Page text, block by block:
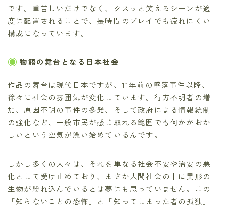
です。重苦しいだけでなく、クスッと笑えるシーンが適
度に配置されることで、長時間のプレイでも疲れにくい
構成になっています。
物語の舞台となる日本社会
作品の舞台は現代日本ですが、11年前の墜落事件以降、
徐々に社会の雰囲気が変化しています。行方不明者の増
加、原因不明の事件の多発、そして政府による情報統制
の強化など、一般市民が感じ取れる範囲でも何かがおか
しいという空気が漂い始めているんです。
しかし多くの人々は、それを単なる社会不安や治安の悪
化として受け止めており、まさか人間社会の中に異形の
生物が紛れ込んでいるとは夢にも思っていません。この
「知らないことの恐怖」と「知ってしまった者の孤独」